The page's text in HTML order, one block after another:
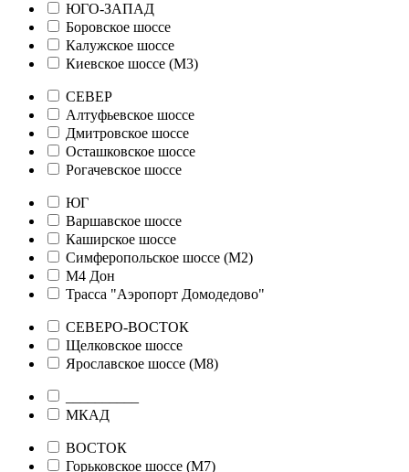
ЮГО-ЗАПАД
Боровское шоссе
Калужское шоссе
Киевское шоссе (М3)
СЕВЕР
Алтуфьевское шоссе
Дмитровское шоссе
Осташковское шоссе
Рогачевское шоссе
ЮГ
Варшавское шоссе
Каширское шоссе
Симферопольское шоссе (М2)
М4 Дон
Трасса "Аэропорт Домодедово"
СЕВЕРО-ВОСТОК
Щелковское шоссе
Ярославское шоссе (М8)
МКАД
ВОСТОК
Горьковское шоссе (М7)